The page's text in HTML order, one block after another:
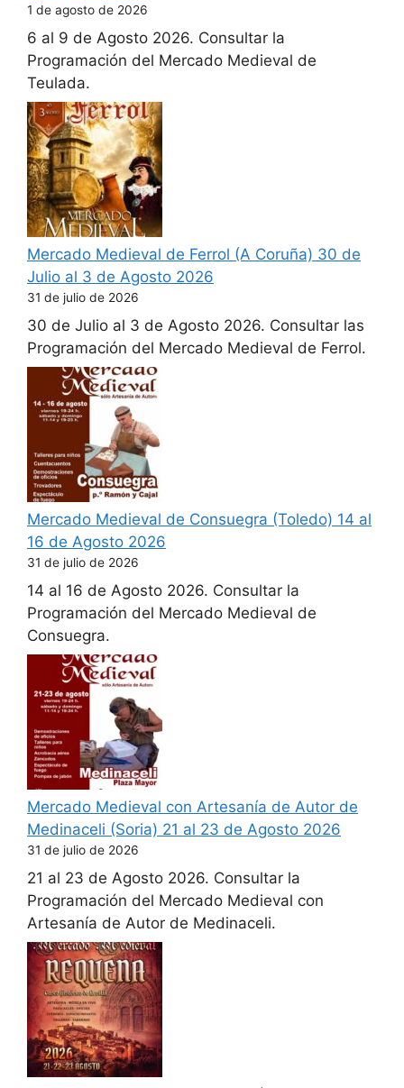
1 de agosto de 2026
6 al 9 de Agosto 2026. Consultar la
Programación del Mercado Medieval de
Teulada.
Mercado Medieval de Ferrol (A Coruña) 30 de
Julio al 3 de Agosto 2026
31 de julio de 2026
30 de Julio al 3 de Agosto 2026. Consultar las
Programación del Mercado Medieval de Ferrol.
Mercado Medieval de Consuegra (Toledo) 14 al
16 de Agosto 2026
31 de julio de 2026
14 al 16 de Agosto 2026. Consultar la
Programación del Mercado Medieval de
Consuegra.
Mercado Medieval con Artesanía de Autor de
Medinaceli (Soria) 21 al 23 de Agosto 2026
31 de julio de 2026
21 al 23 de Agosto 2026. Consultar la
Programación del Mercado Medieval con
Artesanía de Autor de Medinaceli.